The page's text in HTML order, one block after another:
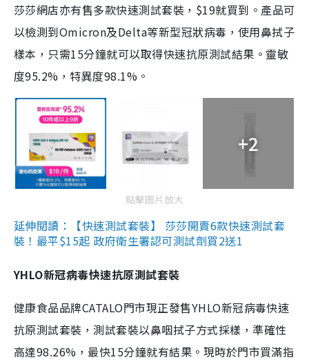
莎莎網店亦有售多款快速測試套裝，$19就買到。產品可
以檢測到Omicron及Delta等新型冠狀病毒，使用鼻拭子
樣本，只需15分鐘就可以取得快速抗原測試結果。靈敏
度95.2%，特異度98.1%。
+2
點擊圖片放大
延伸閱讀：【快速測試套裝】 莎莎開賣6款快速測試套
裝！最平$15起 政府衛生署認可測試劑買2送1
YHLO新冠病毒快速抗原測試套裝
健康食品品牌CATALO門市現正發售YHLO新冠病毒快速
抗原測試套裝，測試套裝以鼻咽拭子方式採樣，準確性
高達98.26%，最快15分鐘就有結果。現時於門市買滿指